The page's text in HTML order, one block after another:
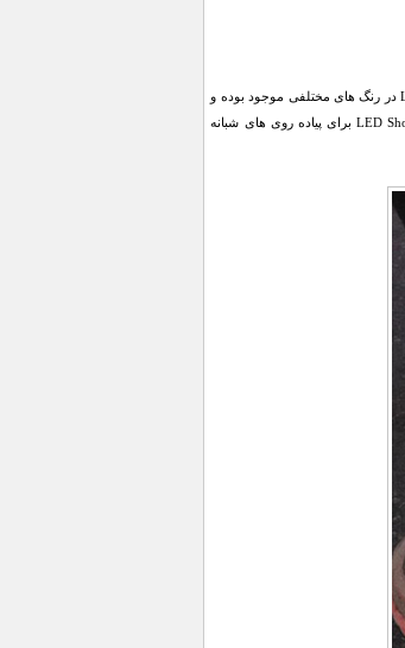
ال ای دی کفش LED Shoe Lights زیبایی ویژه و خارق العاده ای به کفش های شما خواهد بخشید.ال ای دی کفش LED Shoe Lights در رنگ های مختلفی موجود بوده و
به راحتی قابل استفاده برای تمام کفش های اسپرت، کتان و بوت و نیم بوت ها میباشد. شما میتوانید از ال ای دی کفش LED Shoe Lights برای پیاده روی های شبانه